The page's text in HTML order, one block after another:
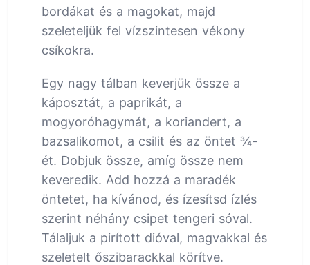
bordákat és a magokat, majd
szeleteljük fel vízszintesen vékony
csíkokra.
Egy nagy tálban keverjük össze a
káposztát, a paprikát, a
mogyoróhagymát, a koriandert, a
bazsalikomot, a csilit és az öntet ¾-
ét. Dobjuk össze, amíg össze nem
keveredik. Add hozzá a maradék
öntetet, ha kívánod, és ízesítsd ízlés
szerint néhány csipet tengeri sóval.
Tálaljuk a pirított dióval, magvakkal és
szeletelt őszibarackkal körítve.